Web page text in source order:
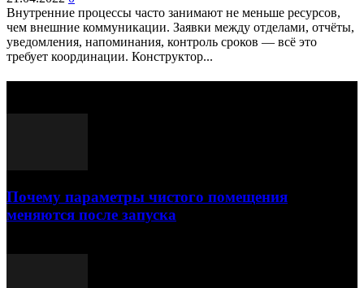
Внутренние процессы часто занимают не меньше ресурсов,
чем внешние коммуникации. Заявки между отделами, отчёты,
уведомления, напоминания, контроль сроков — всё это
требует координации. Конструктор...
Почему параметры чистого помещения
меняются после запуска